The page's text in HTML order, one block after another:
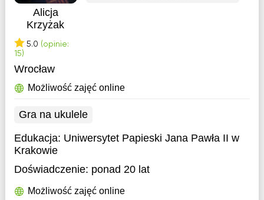
Alicja
Krzyżak
5.0 (opinie:
15)
Wrocław
Możliwość zajęć online
Gra na ukulele
Edukacja: Uniwersytet Papieski Jana Pawła II w
Krakowie
Doświadczenie: ponad 20 lat
Możliwość zajęć online